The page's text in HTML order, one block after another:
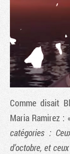
Comme disait
Maria Ramirez :
catégories :
d’octobre, et